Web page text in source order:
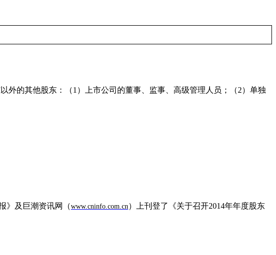
外的其他股东：（1 ）上市公司的董事、监事、高级管理人员；（2）单独
》及巨潮资讯网（www.cninfo.com.cn）上刊登了《关于召开2014年年度股东